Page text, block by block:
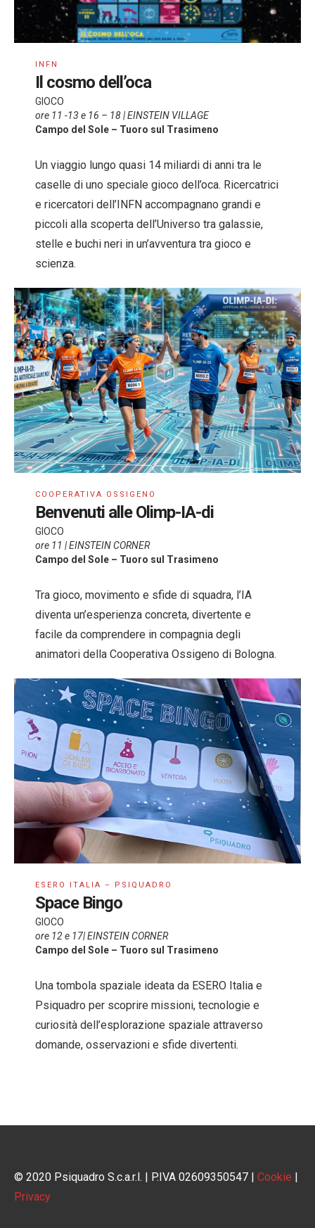
INFN
Il cosmo dell’oca
GIOCO
ore 11 -13 e 16 – 18 | EINSTEIN VILLAGE
Campo del Sole – Tuoro sul Trasimeno
Un viaggio lungo quasi 14 miliardi di anni tra le
caselle di uno speciale gioco dell’oca. Ricercatrici
e ricercatori dell’INFN accompagnano grandi e
piccoli alla scoperta dell’Universo tra galassie,
stelle e buchi neri in un’avventura tra gioco e
scienza.
COOPERATIVA OSSIGENO
Benvenuti alle Olimp-IA-di
GIOCO
ore 11 | EINSTEIN CORNER
Campo del Sole – Tuoro sul Trasimeno
Tra gioco, movimento e sfide di squadra, l’IA
diventa un’esperienza concreta, divertente e
facile da comprendere in compagnia degli
animatori della Cooperativa Ossigeno di Bologna.
ESERO ITALIA – PSIQUADRO
Space Bingo
GIOCO
ore 12 e 17| EINSTEIN CORNER
Campo del Sole – Tuoro sul Trasimeno
Una tombola spaziale ideata da ESERO Italia e
Psiquadro per scoprire missioni, tecnologie e
curiosità dell’esplorazione spaziale attraverso
domande, osservazioni e sfide divertenti.
© 2020 Psiquadro S.c.a.r.l. | P.IVA 02609350547 | Cookie |
Privacy